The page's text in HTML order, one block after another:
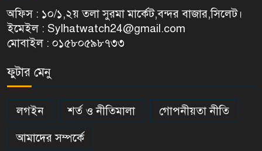
অফিস : ১০/১,২য় তলা সুরমা মার্কেট,বন্দর বাজার,সিলেট।
ইমেইল : Sylhatwatch24@gmail.com
মোবাইল : ০১৫৮০৫৯৮৭৩৩
ফুটার মেনু
লগইন শর্ত ও নীতিমালা
গোপনীয়তা নীতি
আমাদের সম্পর্কে